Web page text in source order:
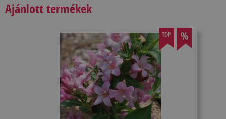
Ajánlott termékek
TOP %